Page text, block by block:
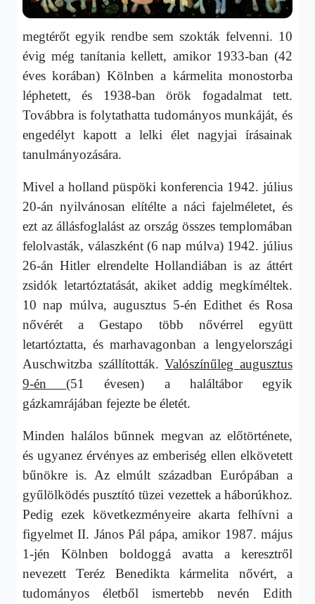
megtérőt egyik rendbe sem szokták felvenni. 10
évig még tanítania kellett, amikor 1933-ban (42
éves korában) Kölnben a kármelita monostorba
léphetett, és 1938-ban örök fogadalmat tett.
Továbbra is folytathatta tudományos munkáját, és
engedélyt kapott a lelki élet nagyjai írásainak
tanulmányozására.
Mivel a holland püspöki konferencia 1942. július
20-án nyilvánosan elítélte a náci fajelméletet, és
ezt az állásfoglalást az ország összes templomában
felolvasták, válaszként (6 nap múlva) 1942. július
26-án Hitler elrendelte Hollandiában is az áttért
zsidók letartóztatását, akiket addig megkíméltek.
10 nap múlva, augusztus 5-én Edithet és Rosa
nővérét a Gestapo több nővérrel együtt
letartóztatta, és marhavagonban a lengyelországi
Auschwitzba szállították.Valószínűleg augusztus
9-én(51 évesen) a haláltábor egyik
gázkamrájában fejezte be életét.
Minden halálos bűnnek megvan az előtörténete,
és ugyanez érvényes az emberiség ellen elkövetett
bűnökre is. Az elmúlt században Európában a
gyűlölködés pusztító tüzei vezettek a háborúkhoz.
Pedig ezek következményeire akarta felhívni a
figyelmet II. János Pál pápa, amikor 1987. május
1-jén Kölnben boldoggá avatta a keresztről
nevezett Teréz Benedikta kármelita nővért, a
tudományos életből ismertebb nevén Edith